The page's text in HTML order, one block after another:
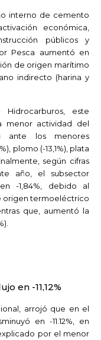
interno de cemento
económica,
públicos y
Pesca aumentó en
de origen marítimo
indirecto (harina y
este
menor actividad del
ante los menores
plomo (-13,1%), plata
según cifras
año, el subsector
-1,84%, debido al
origen termoeléctrico
que, aumentó la
en -11,12%
arrojó que en el
en -11.12%, en
por el menor